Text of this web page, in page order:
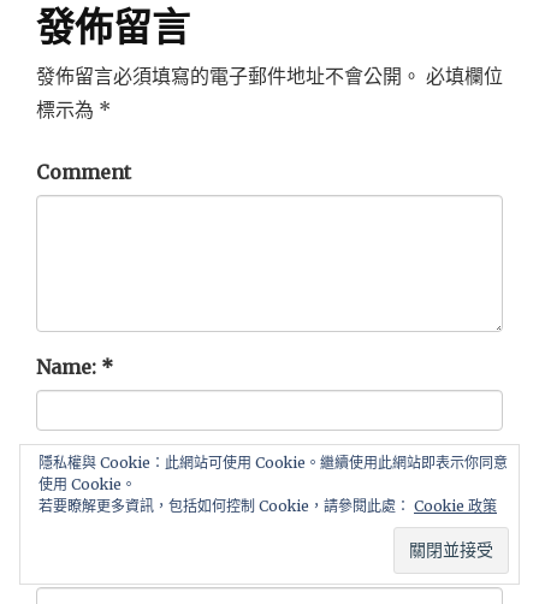
發佈留言
發佈留言必須填寫的電子郵件地址不會公開。 必填欄位
標示為 *
Comment
Name: *
Email*
隱私權與 Cookie：此網站可使用 Cookie。繼續使用此網站即表示你同意
使用 Cookie。
若要瞭解更多資訊，包括如何控制 Cookie，請參閱此處： Cookie 政策